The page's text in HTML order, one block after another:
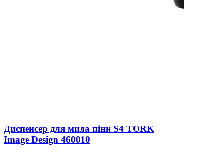
Диспенсер для мила піни S4 TORK
Image Design 460010